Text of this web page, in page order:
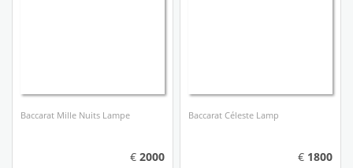
Baccarat Mille Nuits Lampe
2000
Baccarat Céleste Lamp
1800